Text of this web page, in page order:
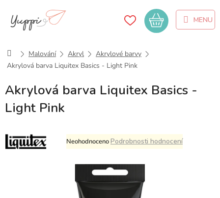
obsah
Nákupní
košík
DomůMalování Akryl
Akrylové barvy
Akrylová barva Liquitex Basics - Light Pink
Akrylová barva Liquitex Basics -
Light Pink
Průměrné
hodnocení
NeohodnocenoPodrobnosti hodnocení